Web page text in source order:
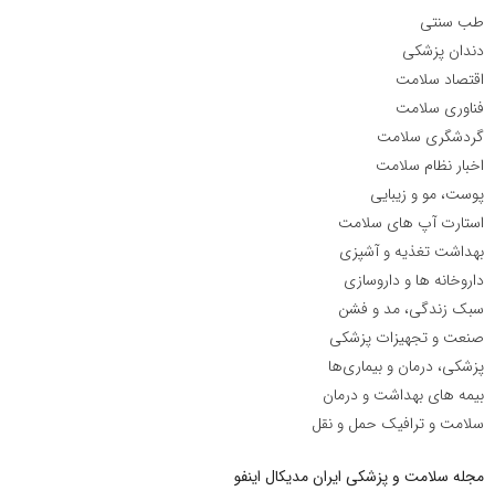
طب سنتی
دندان پزشکی
اقتصاد سلامت
فناوری سلامت
گردشگری سلامت
اخبار نظام سلامت
پوست، مو و زیبایی
استارت آپ های سلامت
بهداشت تغذیه و آشپزی
داروخانه ها و داروسازی
سبک زندگی، مد و فشن
صنعت و تجهیزات پزشکی
پزشکی، درمان و بیماری‌ها
بیمه های بهداشت و درمان
سلامت و ترافیک حمل و نقل
مجله سلامت و پزشکی ایران مدیکال اینفو